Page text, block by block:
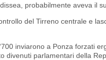
probabilmente aveva il
del Tirreno centrale e
inviarono a Ponza forzati
divenuti parlamentari della